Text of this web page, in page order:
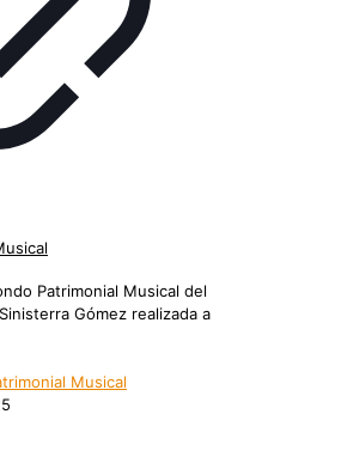
Patrimonial Musical del
Gómez realizada a
Musical